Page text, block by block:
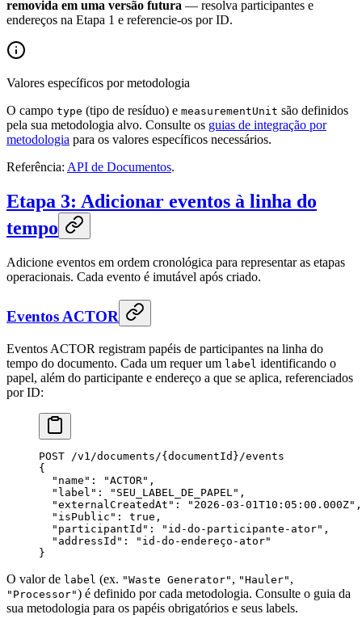
removida em uma versão futura — resolva participantes e
endereços na Etapa 1 e referencie-os por ID.
Valores específicos por metodologia
O campo type (tipo de resíduo) e measurementUnit são definidos
pela sua metodologia alvo. Consulte os guias de integração por
metodologia para os valores específicos necessários.
Referência: API de Documentos.
Etapa 3: Adicionar eventos à linha do
tempo
Adicione eventos em ordem cronológica para representar as etapas
operacionais. Cada evento é imutável após criado.
Eventos ACTOR
Eventos ACTOR registram papéis de participantes na linha do
tempo do documento. Cada um requer um label identificando o
papel, além do participante e endereço a que se aplica, referenciados
por ID:
POST /v1 /documents/{documentId }/events
{
  "name"
: "ACTOR" ,
  "label"
: "SEU_LABEL_DE_PAPEL" ,
  "externalCreatedAt"
: "2026-03-01T10:05:00.000Z" ,
  "isPublic"
: true ,
  "participantId"
: "id-do-participante-ator" ,
  "addressId"
:
"id-do-endereço-ator"
}
O valor de label (ex. "Waste Generator" , "Hauler" ,
"Processor") é definido por cada metodologia. Consulte o guia da
sua metodologia para os papéis obrigatórios e seus labels.